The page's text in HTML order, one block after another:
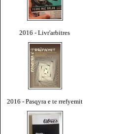
2016 - Livr'arbitres
2016 - Pasqyra e te rrefyemit